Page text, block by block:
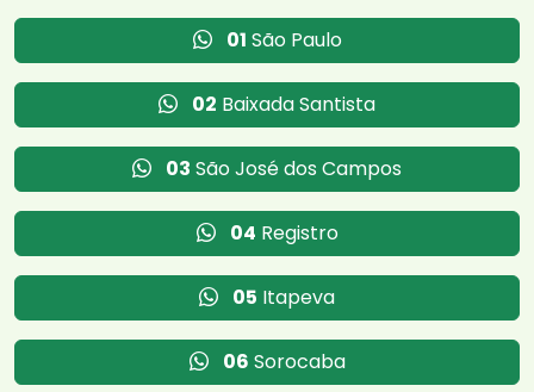
01 São Paulo
02 Baixada Santista
03 São José dos Campos
04 Registro
05 Itapeva
06 Sorocaba